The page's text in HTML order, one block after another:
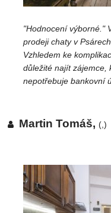
"Hodnocení výborné."
prodeji chaty v
Vzhledem ke
důležité najít zájemce,
nepotřebuje bankovní
Martin Tomáš, (,)